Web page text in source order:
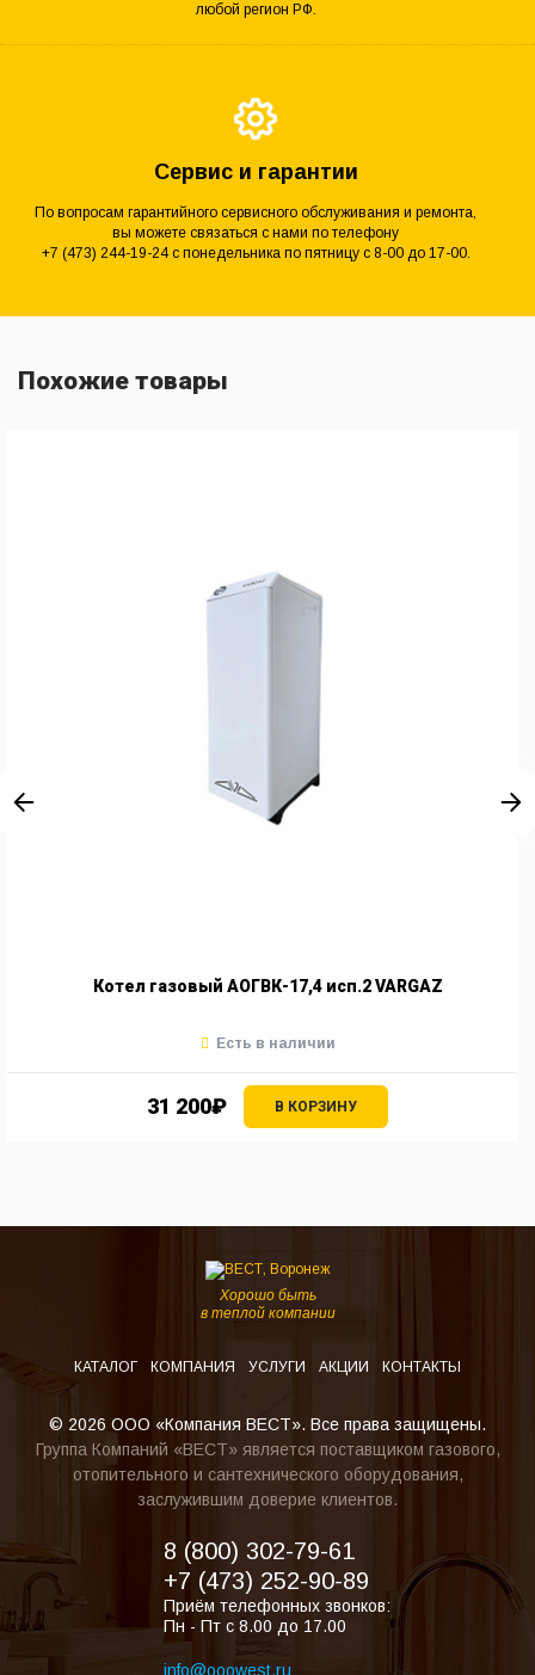
любой регион РФ.
Сервис и гарантии
По вопросам гарантийного сервисного обслуживания и ремонта,
вы можете связаться с нами по телефону
+7 (473) 244-19-24 с понедельника по пятницу с 8-00 до 17-00.
Похожие товары
Котел газовый АОГВК-17,4 исп.2 VARGAZ
31 200₽ В КОРЗИНУ
Есть в наличии
Хорошо быть
в теплой компании
КАТАЛОГ КОМПАНИЯ УСЛУГИ АКЦИИ КОНТАКТЫ
© 2026 ООО «Компания ВЕСТ». Все права защищены.
Группа Компаний «ВЕСТ» является поставщиком газового,
отопительного и сантехнического оборудования,
заслужившим доверие клиентов.
8 (800) 302-79-61
+7 (473) 252-90-89
Приём телефонных звонков:
Пн - Пт с 8.00 до 17.00
info@ooowest.ru